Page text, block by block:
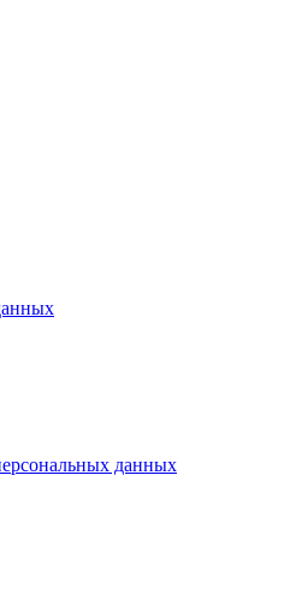
данных